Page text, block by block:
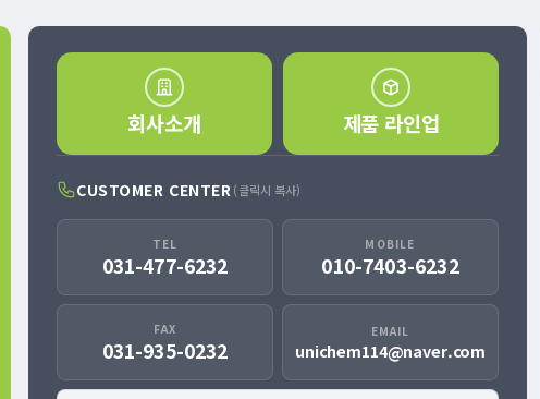
회사소개 제품 라인업
CUSTOMER CENTER(클릭시 복사)
TEL
031-477-6232
MOBILE
010-7403-6232
FAX
031-935-0232
EMAIL
unichem114@naver.com